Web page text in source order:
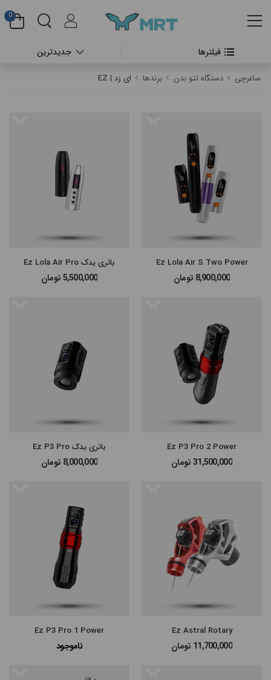
#بدون دسته بندی
#پن شارژی RECTOR
#سایر پن‌های شارژی
0
ساغرچی دستگاه تتو بدن برندها ای زد | EZ
فیلترها جدیدترین
Ez Lola Air S Two Power
8,900,000 تومان
باتری یدک Ez Lola Air Pro
5,500,000تومان
Ez P3 Pro 2 Power
31,500,000تومان
باتری یدک Ez P3 Pro
8,000,000 تومان
Ez Astral Rotary
11,700,000 تومان
Ez P3 Pro 1 Power
ناموجود